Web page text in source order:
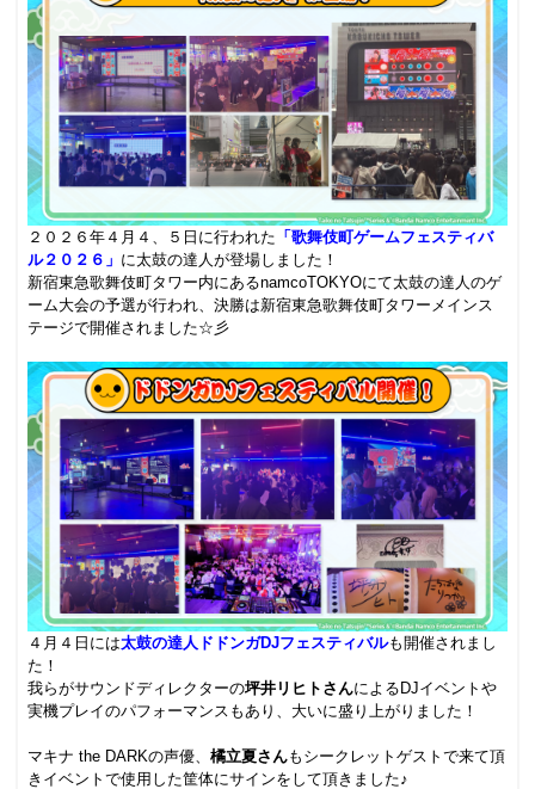
２０２６年４月４、５日に行われた 「歌舞伎町ゲームフェスティバ
ル２０２６」 に太鼓の達人が登場しました！
新宿東急歌舞伎町タワー内にあるnamcoTOKYOにて太鼓の達人のゲ
ーム大会の予選が行われ、決勝は新宿東急歌舞伎町タワーメインス
テージで開催されました☆彡
４月４日には太鼓の達人ドドンガDJフェスティバルも開催されまし
た！
我らがサウンドディレクターの坪井リヒトさんによるDJイベントや
実機プレイのパフォーマンスもあり、大いに盛り上がりました！
マキナ the DARKの声優、橘立夏さんもシークレットゲストで来て頂
きイベントで使用した筐体にサインをして頂きました♪